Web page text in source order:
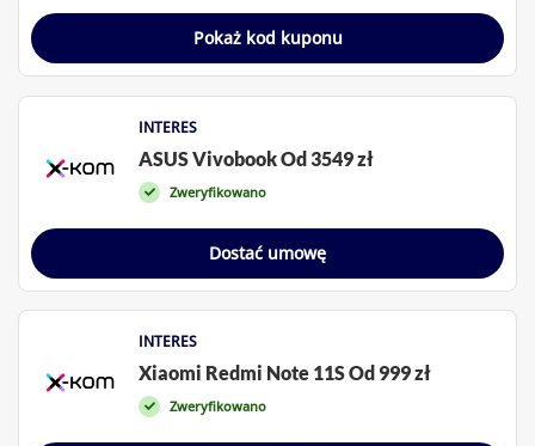
Pokaż kod kuponu
INTERES
ASUS Vivobook Od 3549 zł
Zweryfikowano
Dostać umowę
INTERES
Xiaomi Redmi Note 11S Od 999 zł
Zweryfikowano